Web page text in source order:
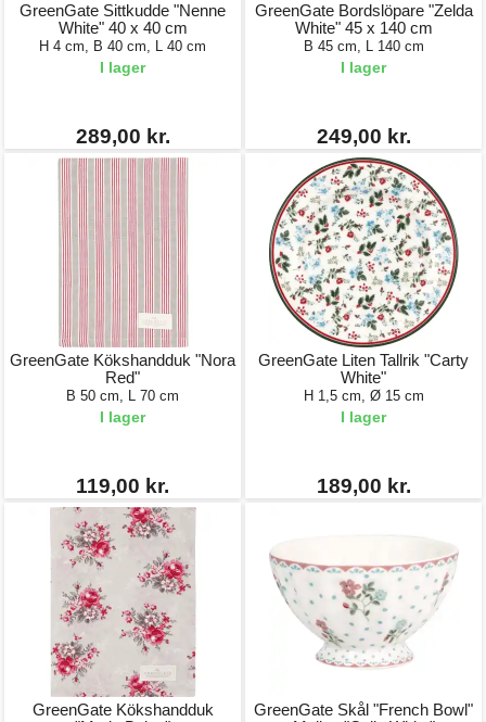
GreenGate Sittkudde "Nenne
White" 40 x 40 cm
H 4 cm, B 40 cm, L 40 cm
I lager
289,00 kr.
GreenGate Bordslöpare "Zelda
White" 45 x 140 cm
B 45 cm, L 140 cm
I lager
249,00 kr.
GreenGate Kökshandduk "Nora
Red"
B 50 cm, L 70 cm
I lager
119,00 kr.
GreenGate Liten Tallrik "Carty
White"
H 1,5 cm, Ø 15 cm
I lager
189,00 kr.
GreenGate Kökshandduk
GreenGate Skål "French Bowl"